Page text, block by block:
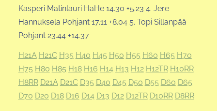
Kasperi Matinlauri HaHe 14.30 +5.23 4. Jere
Hannuksela Pohjant 17.11 +8.04 5. Topi Sillanpää
Pohjant 23.44 +14.37
H21A H21C H35 H40 H45 H50 H55 H60 H65 H70
H75 H80 H85 H18 H16 H14 H13 H12 H12TR H10RR
H8RR D21A D21C D35 D40 D45 D50 D55 D60 D65
D70 D20 D18 D16 D14 D13 D12 D12TR D10RR D8RR